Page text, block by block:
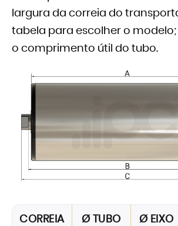
largura da correia do
tabela para escolher o
o comprimento útil do tubo.
CORREIA Ø TUBO Ø EIXO